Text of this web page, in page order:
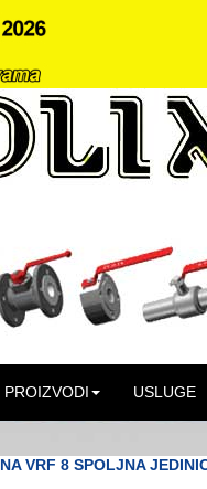
PROIZVODI USLUGE
VRF 8 SPOLJNA